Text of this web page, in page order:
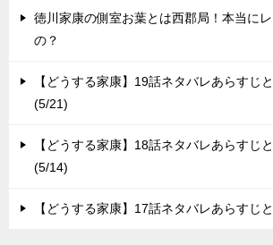
徳川家康の側室お葉とは西郡局！本当に
の？
【どうする家康】19話ネタバレあらすじ
(5/21)
【どうする家康】18話ネタバレあらすじ
(5/14)
【どうする家康】17話ネタバレあらすじ